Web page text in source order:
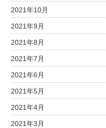
2021年10月
2021年9月
2021年8月
2021年7月
2021年6月
2021年5月
2021年4月
2021年3月